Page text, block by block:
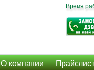
Время
О компании